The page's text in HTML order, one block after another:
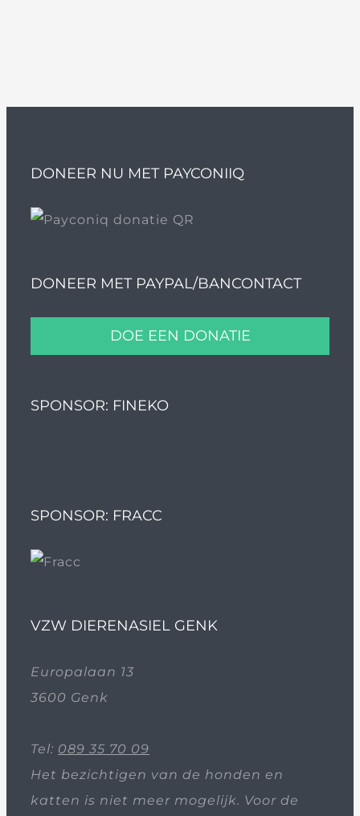
DONEER NU MET PAYCONIIQ
DONEER MET PAYPAL/BANCONTACT
DOE EEN DONATIE
SPONSOR: FINEKO
SPONSOR: FRACC
VZW DIERENASIEL GENK
Europalaan 13
3600 Genk
Tel: 089 35 70 09
Het bezichtigen van de honden en
katten is niet meer mogelijk. Voor de